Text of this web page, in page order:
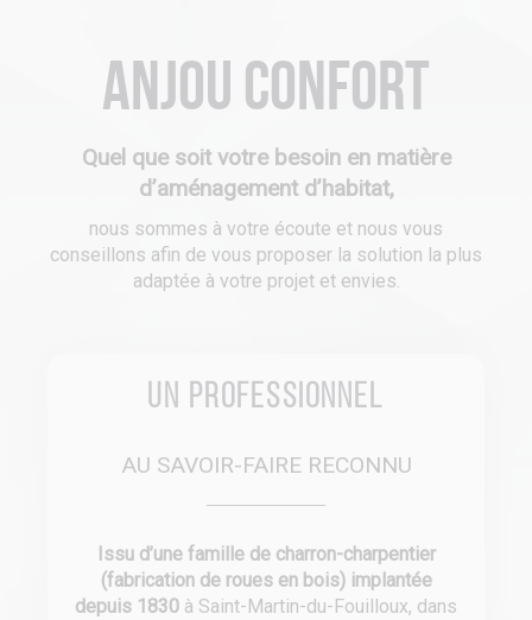
Anjou Confort
Quel que soit votre besoin en matière
d’aménagement d’habitat,
nous sommes à votre écoute et nous vous
conseillons afin de vous proposer la solution la plus
adaptée à votre projet et envies.
Un professionnel
AU SAVOIR-FAIRE RECONNU
Issu d’une famille de charron-charpentier
(fabrication de roues en bois) implantée
depuis 1830 à Saint-Martin-du-Fouilloux, dans